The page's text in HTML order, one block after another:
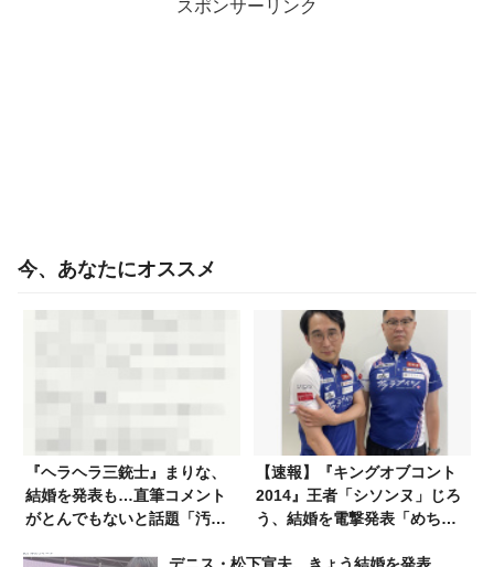
スポンサーリンク
今、あなたにオススメ
『ヘラヘラ三銃士』まりな、
結婚を発表も…直筆コメント
がとんでもないと話題「汚す
【速報】『キングオブコント
2014』王者「シソンヌ」じろ
う、結婚を電撃発表「めちゃ
デニス・松下宣夫、きょう結婚を発表